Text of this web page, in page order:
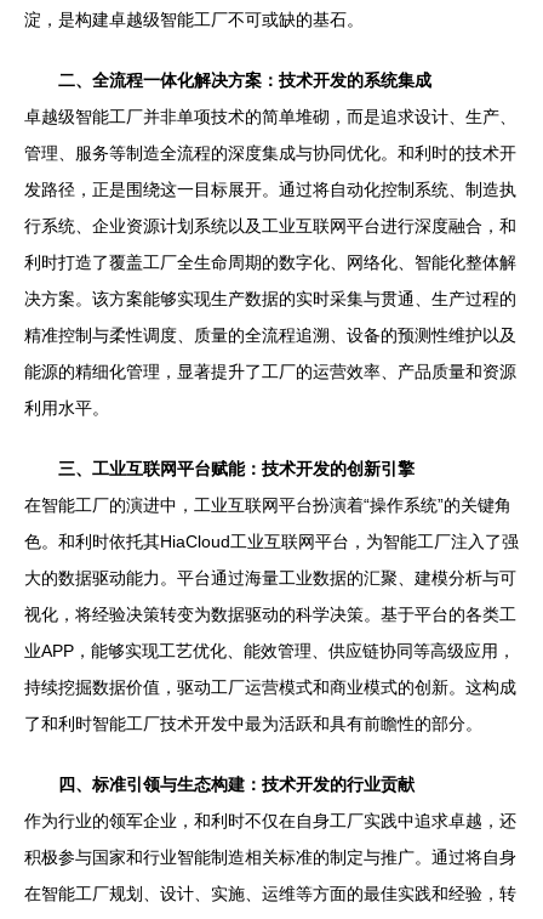
淀，是构建卓越级智能工厂不可或缺的基石。
二、全流程一体化解决方案：技术开发的系统集成
卓越级智能工厂并非单项技术的简单堆砌，而是追求设计、生产、
管理、服务等制造全流程的深度集成与协同优化。和利时的技术开
发路径，正是围绕这一目标展开。通过将自动化控制系统、制造执
行系统、企业资源计划系统以及工业互联网平台进行深度融合，和
利时打造了覆盖工厂全生命周期的数字化、网络化、智能化整体解
决方案。该方案能够实现生产数据的实时采集与贯通、生产过程的
精准控制与柔性调度、质量的全流程追溯、设备的预测性维护以及
能源的精细化管理，显著提升了工厂的运营效率、产品质量和资源
利用水平。
三、工业互联网平台赋能：技术开发的创新引擎
在智能工厂的演进中，工业互联网平台扮演着“操作系统”的关键角
色。和利时依托其HiaCloud工业互联网平台，为智能工厂注入了强
大的数据驱动能力。平台通过海量工业数据的汇聚、建模分析与可
视化，将经验决策转变为数据驱动的科学决策。基于平台的各类工
业APP，能够实现工艺优化、能效管理、供应链协同等高级应用，
持续挖掘数据价值，驱动工厂运营模式和商业模式的创新。这构成
了和利时智能工厂技术开发中最为活跃和具有前瞻性的部分。
四、标准引领与生态构建：技术开发的行业贡献
作为行业的领军企业，和利时不仅在自身工厂实践中追求卓越，还
积极参与国家和行业智能制造相关标准的制定与推广。通过将自身
在智能工厂规划、设计、实施、运维等方面的最佳实践和经验，转